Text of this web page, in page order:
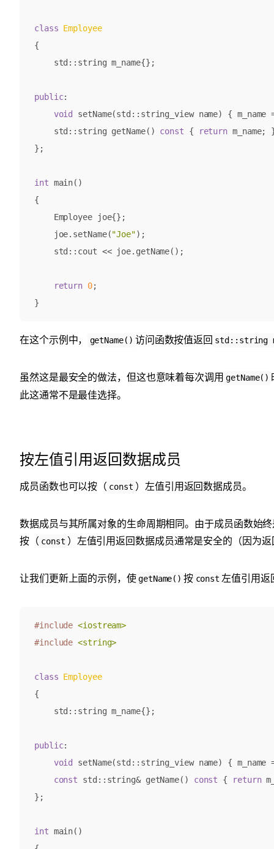
class Employee
{
std :: string m_name{};
public:
void
setName(std :: string_view name) { m_name
std :: string getName() const { return m_name;
};
int main()
{
Employee
joe{};
joe. setName("Joe");
std :: cout << joe. getName();
return 0;
}
在这个示例中， getName() 访问函数按值返回 std::string
虽然这是最安全的做法，但这也意味着每次调用 getName()
此这通常不是最佳选择。
按左值引用返回数据成员
成员函数也可以按（ const ）左值引用返回数据成员。
数据成员与其所属对象的生命周期相同。由于成员函数始
按（ const ）左值引用返回数据成员通常是安全的（因为
让我们更新上面的示例，使 getName() 按 const 左值引用返
#include <iostream>
#include <string>
class Employee
{
std :: string m_name{};
public:
void
setName(std :: string_view name) { m_name
const
std :: string& getName() const { return
};
int main()